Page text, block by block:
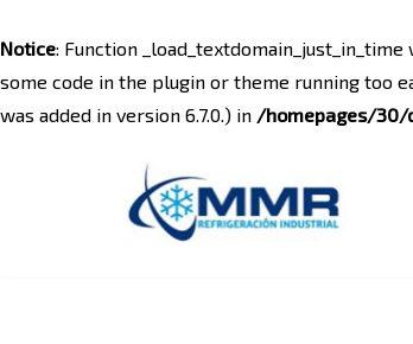
Notice: Function _load_textdomain_just_in_time
some code in the plugin or theme running too
was added in version 6.7.0.) in /homepages/30/